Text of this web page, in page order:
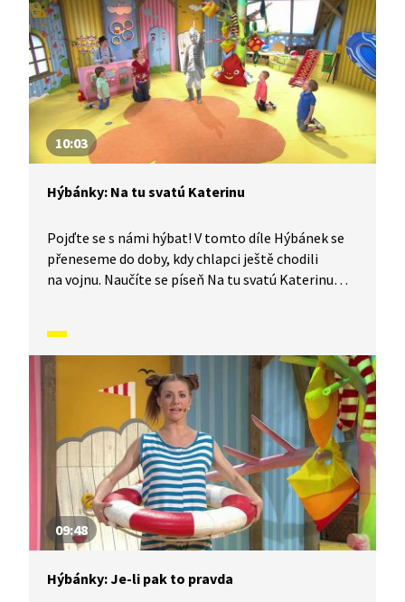
10:03
Hýbánky: Na tu svatú Katerinu
Pojďte se s námi hýbat! V tomto díle Hýbánek se
přeneseme do doby, kdy chlapci ještě chodili
na vojnu. Naučíte se píseň Na tu svatú Katerinu
09:48
Hýbánky: Je-li pak to pravda